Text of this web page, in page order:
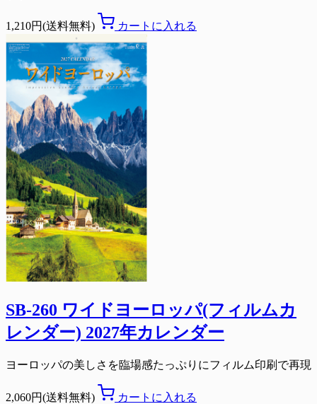
1,210円(送料無料) カートに入れる
SB-260 ワイドヨーロッパ(フィルムカ
レンダー) 2027年カレンダー
ヨーロッパの美しさを臨場感たっぷりにフィルム印刷で再現
2,060円(送料無料) カートに入れる